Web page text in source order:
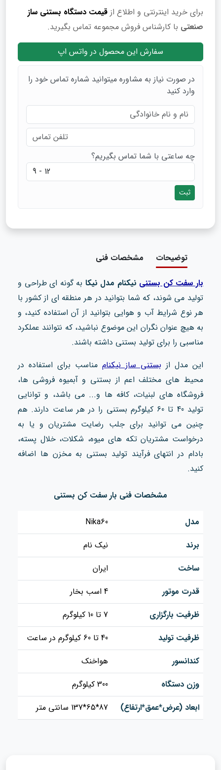
برای خرید اینترنتی و اطلاع از قیمت دستگاه بستنی ساز
صنعتی با کارشناس فروش مجموعه تماس بگیرید.
سفارش این محصول در واتس اپ
در صورت نیاز به مشاوره میتوانید شماره تماس خود را
وارد کنید
چه ساعتی با شما تماس بگیریم؟
ثبت
توضیحات مشخصات فنی
بار سفت کن بستنی نیکنام مدل نیکا به گونه ای طراحی و
تولید می شوند، که شما بتوانید در هر منطقه ای از کشور با
هر نوع شرایط آب و هوایی بتوانید از آن استفاده کنید، و
به هیچ عنوان نگران این موضوع نباشید، که نتوانند عملکرد
مناسبی را برای تولید بستنی داشته باشند.
این مدل از بستنی ساز نیکنام مناسب برای استفاده در
محیط های مختلف اعم از بستنی و آبمیوه فروشی ها،
فروشگاه های لبنیات، کافه ها و... می باشد، و توانایی
تولید 40 تا 60 کیلوگرم بستنی را در هر ساعت دارند. هم
چنین می توانید برای جلب رضایت مشتریان و یا به
درخواست مشتریان تکه های میوه، شکلات، خلال پسته،
بادام در انتهای فرآیند تولید بستنی به مخزن ها اضافه
کنید.
مشخصات فنی بار سفت کن بستنی
مدل
Nika60
برند
نیک نام
ساخت
ایران
قدرت موتور
4 اسب بخار
ظرفیت بارگزاری
7 تا 10 کیلوگرم
ظرفیت تولید
40 تا 60 کیلوگرم در ساعت
کندانسور
هواخنک
وزن دستگاه
300 کیلوگرم
ابعاد (عرض*عمق*ارتفاع)
87*65*137 سانتی متر